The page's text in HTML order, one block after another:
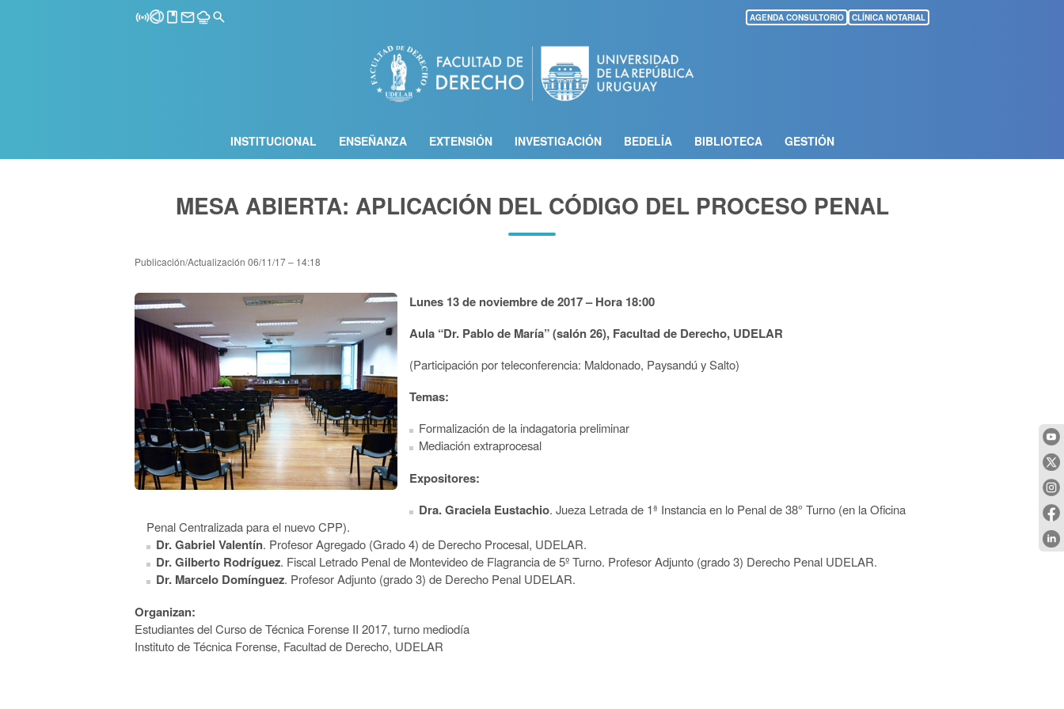
contenido
principal
AGENDA CONSULTORIO CLÍNICA NOTARIAL
INSTITUCIONAL ENSEÑANZA EXTENSIÓN INVESTIGACIÓN BEDELÍA BIBLIOTECA GESTIÓN
MESA ABIERTA: APLICACIÓN DEL CÓDIGO DEL PROCESO PENAL
Publicación/Actualización 06/11/17 – 14:18
Lunes 13 de noviembre de 2017 – Hora 18:00
Aula “Dr. Pablo de María” (salón 26), Facultad de Derecho, UDELAR
(Participación por teleconferencia: Maldonado, Paysandú y Salto)
Temas:
Formalización de la indagatoria preliminar
Mediación extraprocesal
Expositores:
Dra. Graciela Eustachio. Jueza Letrada de 1ª Instancia en lo Penal de 38° Turno (en la Oficina
Penal Centralizada para el nuevo CPP).
Dr. Gabriel Valentín. Profesor Agregado (Grado 4) de Derecho Procesal, UDELAR.
Dr. Gilberto Rodríguez. Fiscal Letrado Penal de Montevideo de Flagrancia de 5º Turno. Profesor Adjunto (grado 3) Derecho Penal UDELAR.
Dr. Marcelo Domínguez. Profesor Adjunto (grado 3) de Derecho Penal UDELAR.
Organizan:
Estudiantes del Curso de Técnica Forense II 2017, turno mediodía
Instituto de Técnica Forense, Facultad de Derecho, UDELAR